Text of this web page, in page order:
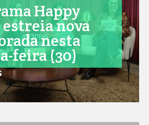
Happy
nova
nesta
feira (30)